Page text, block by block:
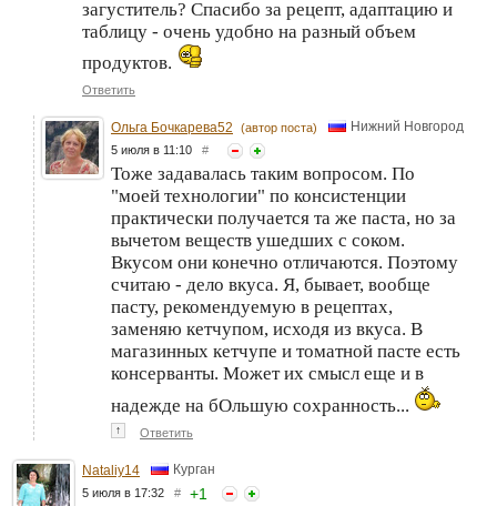
загуститель? Спасибо за рецепт, адаптацию и
таблицу - очень удобно на разный объем
продуктов.
Ответить
Ольга Бочкарева52 (автор поста) Нижний Новгород
5 июля в 11:10 #
Тоже задавалась таким вопросом. По
"моей технологии" по консистенции
практически получается та же паста, но за
вычетом веществ ушедших с соком.
Вкусом они конечно отличаются. Поэтому
считаю - дело вкуса. Я, бывает, вообще
пасту, рекомендуемую в рецептах,
заменяю кетчупом, исходя из вкуса. В
магазинных кетчупе и томатной пасте есть
консерванты. Может их смысл еще и в
надежде на бОльшую сохранность...
↑ Ответить
Nataliy14 Курган
5 июля в 17:32 # +1